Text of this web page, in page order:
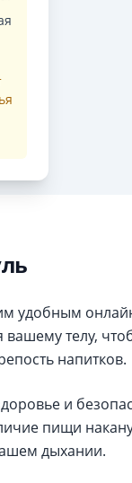
удобным
вашему телу,
напитков.
и
пищи
дыхании.